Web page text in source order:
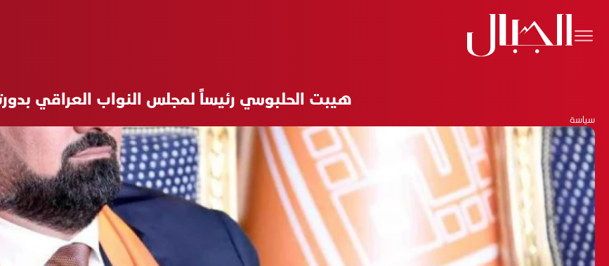
هيبت الحلبوسي رئيساً لمجلس النواب العراقي
سياسة